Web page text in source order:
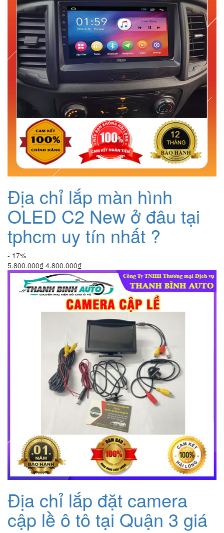
Địa chỉ lắp màn hình
OLED C2 New ở đâu tại
tphcm uy tín nhất ?
- 17%
5.800.000₫ Giá
gốc
là:
5.800.000₫.
4.800.000₫Giá
hiện
tại
là:
4.800.000₫.
Địa chỉ lắp đặt camera
cập lề ô tô tại Quận 3 giá